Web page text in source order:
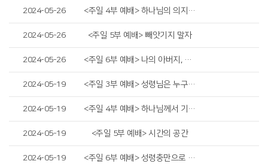
2024-05-26 <주일 4부 예배> 하나님의 의지(GOD's Will)
2024-05-26 <주일 5부 예배> 빼앗기지 말자
2024-05-26 <주일 6부 예배> 나의 아버지, 나의 하나님
2024-05-19 <주일 3부 예배> 성령님은 누구이신가?
2024-05-19 <주일 4부 예배> 하나님께서 기뻐하시는 교회
2024-05-19 <주일 5부 예배> 시간의 공간
2024-05-19 <주일 6부 예배> 성령충만으로 돌파!